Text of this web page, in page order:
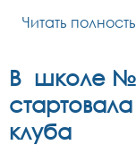
Читать
В школе
клуба